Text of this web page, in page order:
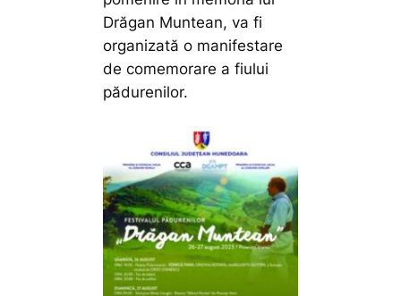
Drăgan Muntean, va fi
organizată o manifestare
de comemorare a fiului
pădurenilor.